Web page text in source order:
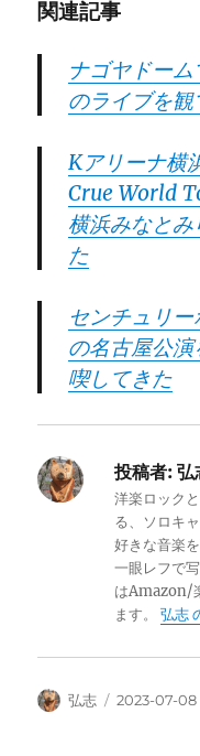
関連記事
ナゴヤドー
のライブを観
Kアリーナ横
Crue World
横浜みなと
た
センチュリ
の名古屋公
喫してきた
投稿者: 弘
洋楽ロック
る、ソロキ
好きな音楽
一眼レフで
はAmazon/
ます。弘志
投
弘志
投
2023-07-08